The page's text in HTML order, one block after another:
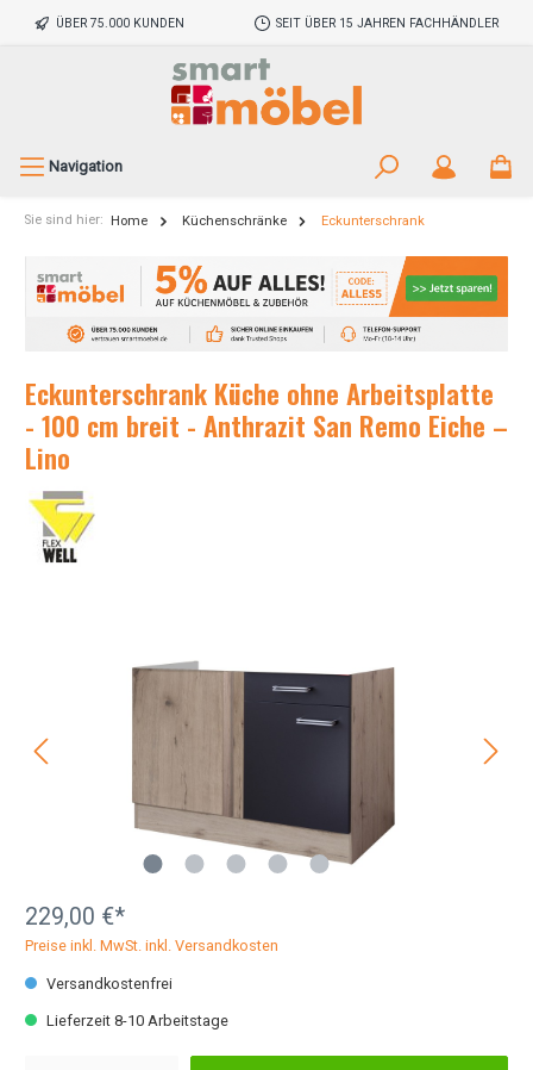
ÜBER 75.000 KUNDEN SEIT ÜBER 15 JAHREN FACHHÄNDLER
Navigation
Sie sind hier: Home Küchenschränke Eckunterschrank
Eckunterschrank Küche ohne Arbeitsplatte
- 100 cm breit - Anthrazit San Remo Eiche –
Lino
229,00 €*
Preise inkl. MwSt. inkl. Versandkosten
Versandkostenfrei
Lieferzeit 8-10 Arbeitstage